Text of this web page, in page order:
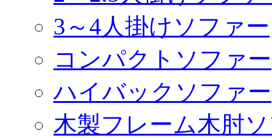
3～4人掛けソファー
コンパクトソファー
ハイバックソファー
木製フレーム木肘